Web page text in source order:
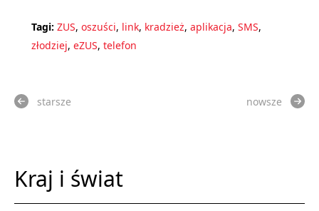
Tagi: ZUS, oszuści, link, kradzież, aplikacja, SMS,
złodziej, eZUS, telefon
starsze nowsze
Kraj i świat